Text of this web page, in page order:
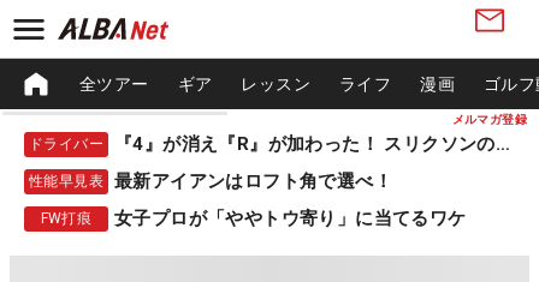
メルマガ登録
全ツアー ギア レッスン ライフ 漫画 ゴル
ドライバー 『4』が消え『R』が加わった！ スリクソンの新作
性能早見表 最新アイアンはロフト角で選べ！
FW打痕 女子プロが「ややトウ寄り」に当てるワケ